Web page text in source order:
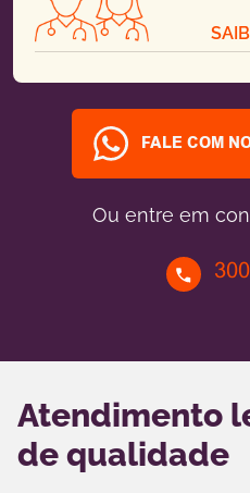
FALE COM
Ou entre em
Atendimento
de qualidade